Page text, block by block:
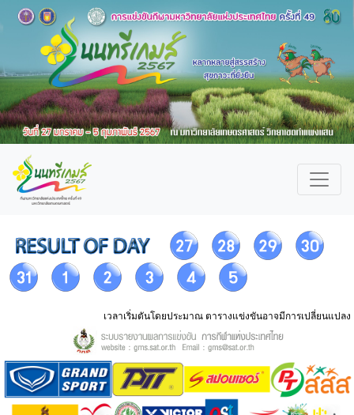
เวลาเริ่มตันโดยประมาณ ตารางแข่งขันอาจมีการเปลี่ยนแปลง